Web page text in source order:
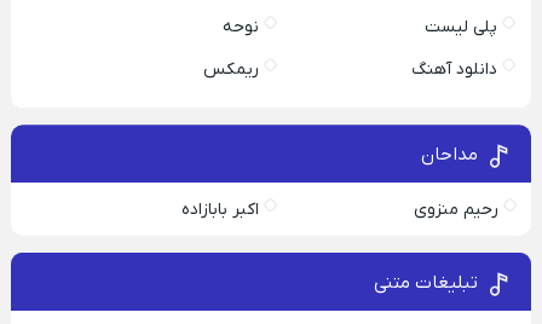
پلی لیست
نوحه
دانلود آهنگ
ریمکس
مداحان
رحیم منزوی اکبر بابازاده
تبلیغات متنی